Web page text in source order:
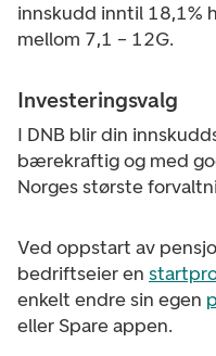
innskudd inntil 18,1%
mellom 7,1 – 12G.
Investeringsvalg
I DNB blir din
bærekraftig og med
Norges største
Ved oppstart av
bedriftseier en
enkelt endre sin egen
eller Spare appen.